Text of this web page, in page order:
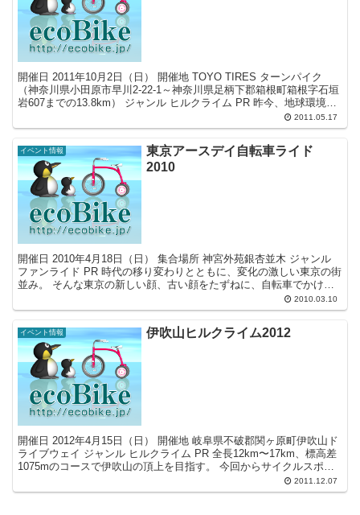
開催日 2011年10月2日（日） 開催地 TOYO TIRES ターンパイク
（神奈川県小田原市早川2-22-1～神奈川県足柄下郡箱根町箱根字石垣
岩607までの13.8km） ジャンル ヒルクライム PR 昨今、地球環境問
2011.05.17
イベント情報
東京アースデイ自転車ライド
2010
開催日 2010年4月18日（日） 集合場所 神宮外苑銀杏並木 ジャンル
ファンライド PR 時代の移り変わりとともに、変化の激しい東京の街
並み。 そんな東京の新しい顔、古い顔をたずねに、自転車でかけめ
2010.03.10
イベント情報 伊吹山ヒルクライム2012
開催日 2012年4月15日（日） 開催地 岐阜県不破郡関ヶ原町伊吹山ド
ライブウェイ ジャンル ヒルクライム PR 全長12km〜17km、標高差
1075mのコースで伊吹山の頂上を目指す。 今回からサイクルスポー
2011.12.07